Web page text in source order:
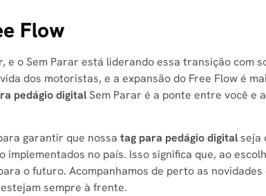
Flow
e o Sem Parar está liderando essa transição com
dos motoristas, e a expansão do Free Flow é
pedágio digitalSem Parar é a ponte entre você e
garantir que nossa tag para pedágio digitalseja
no país. Isso significa que, ao
o futuro. Acompanhamos de perto as novidades
sempre à frente.